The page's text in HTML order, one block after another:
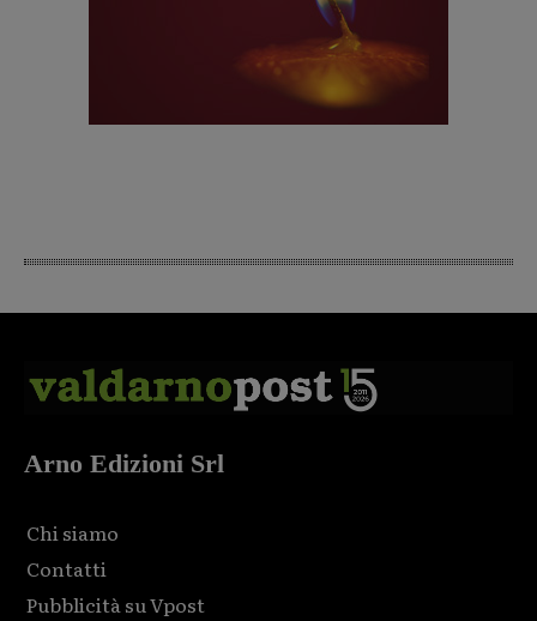
Arno Edizioni Srl
Chi siamo
Contatti
Pubblicità su Vpost